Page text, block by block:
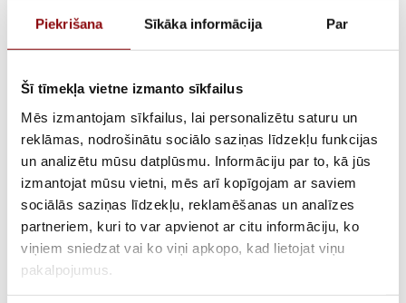
Piekrišana Sīkāka informācija Par
Šī tīmekļa vietne izmanto sīkfailus
Mēs izmantojam sīkfailus, lai personalizētu saturu un
reklāmas, nodrošinātu sociālo saziņas līdzekļu funkcijas
un analizētu mūsu datplūsmu. Informāciju par to, kā jūs
izmantojat mūsu vietni, mēs arī kopīgojam ar saviem
sociālās saziņas līdzekļu, reklamēšanas un analīzes
partneriem, kuri to var apvienot ar citu informāciju, ko
viņiem sniedzat vai ko viņi apkopo, kad lietojat viņu
pakalpojumus.
TCB85-100 // 3000/5
classe 0,5 30 VA
ATLIKUMS Pieejams pēc pasūtījuma
ARTIKULS 28192T9698
RAŽOTĀJA KODS 192T9698